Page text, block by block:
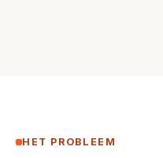
HET PROBLEEM